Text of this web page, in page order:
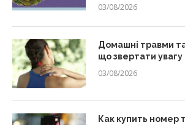
03/08/2026
Домашні травми та
що звертати увагу
03/08/2026
Как купить номер